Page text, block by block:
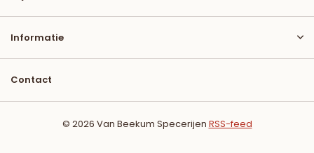
Informatie
Contact
© 2026 Van Beekum Specerijen RSS-feed